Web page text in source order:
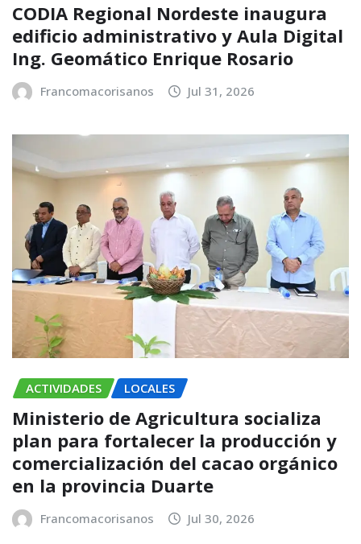
CODIA Regional Nordeste inaugura
edificio administrativo y Aula Digital
Ing. Geomático Enrique Rosario
Francomacorisanos Jul 31, 2026
ACTIVIDADES LOCALES
Ministerio de Agricultura socializa
plan para fortalecer la producción y
comercialización del cacao orgánico
en la provincia Duarte
Francomacorisanos Jul 30, 2026